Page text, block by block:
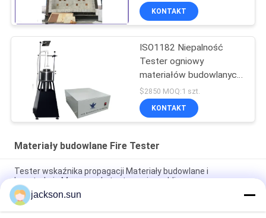
KONTAKT
ISO1182 Niepalność
Tester ogniowy
materiałów budowlanych
Test niepalności
$2850 MOQ:1 szt.
KONTAKT
Materiały budowlane Fire Tester
Tester wskaźnika propagacji Materiały budowlane i
konstrukcje Maszyna do testowania mebli
220V 50Hz Sprzęt do testowania jakości konstrukcji BS476-7
Aparatura materiałowa
jackson.sun